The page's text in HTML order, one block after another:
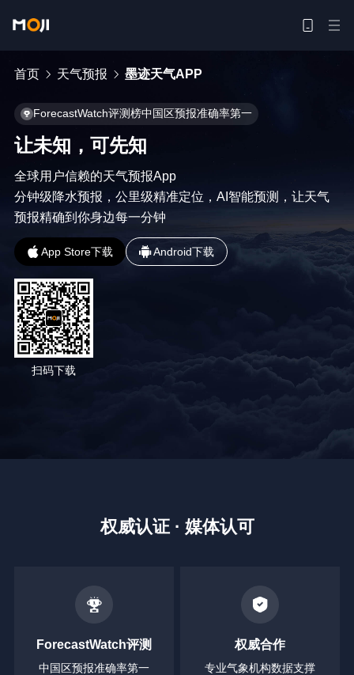
首页 天气预报 墨迹天气APP
ForecastWatch评测榜中国区预报准确率第一
让未知，可先知
全球用户信赖的天气预报App
分钟级降水预报，公里级精准定位，AI智能预测，让天气
预报精确到你身边每一分钟
App Store下载 Android下载
扫码下载
权威认证 · 媒体认可
ForecastWatch评测
中国区预报准确率第一
权威合作
专业气象机构数据支撑